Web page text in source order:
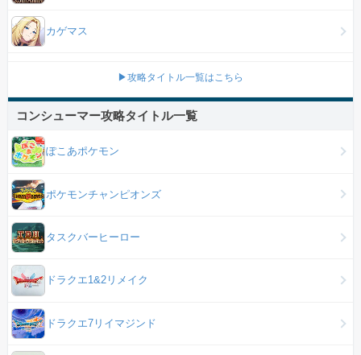
カゲマス
▶攻略タイトル一覧はこちら
コンシューマー攻略タイトル一覧
ぽこあポケモン
ポケモンチャンピオンズ
タスクバーヒーロー
ドラクエ1&2リメイク
ドラクエ7リイマジンド